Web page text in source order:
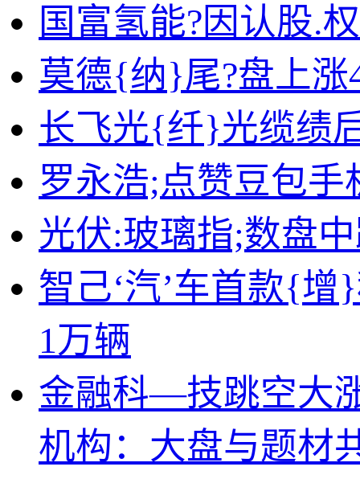
国富氢能?因认股.
莫德{纳}尾?盘上涨
长飞光{纤}光缆绩
罗永浩;点赞豆包
光伏:玻璃指;数盘
智己‘汽’车首款{
1万辆
金融科—技跳空大
机构：大盘与题材